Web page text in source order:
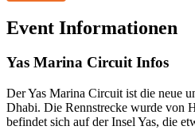
Event Informationen
Yas Marina Circuit Infos
Der Yas Marina Circuit ist die neue
Dhabi. Die Rennstrecke wurde von
befindet sich auf der Insel Yas, die